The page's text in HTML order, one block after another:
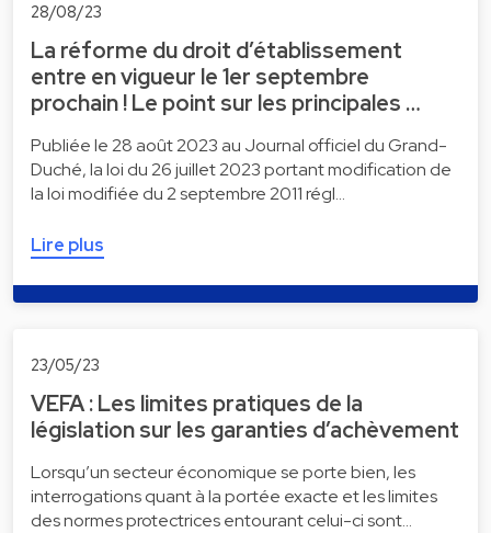
28/08/23
La réforme du droit d’établissement
entre en vigueur le 1er septembre
prochain ! Le point sur les principales …
Publiée le 28 août 2023 au Journal officiel du Grand-
Duché, la loi du 26 juillet 2023 portant modification de
la loi modifiée du 2 septembre 2011 régl…
Lire plus
23/05/23
VEFA : Les limites pratiques de la
législation sur les garanties d’achèvement
Lorsqu’un secteur économique se porte bien, les
interrogations quant à la portée exacte et les limites
des normes protectrices entourant celui-ci sont…